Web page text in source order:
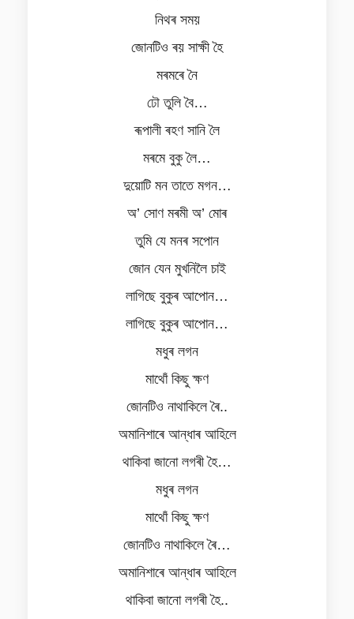
নিথৰ সময়
জোনটিও ৰয় সাক্ষী হৈ
মৰমৰে নৈ
ঢৌ তুলি বৈ…
ৰূপালী ৰহণ সানি লৈ
মৰমে বুকু লৈ…
দুয়োটি মন তাতে মগন…
অ’ সোণ মৰমী অ’ মোৰ
তুমি যে মনৰ সপোন
জোন যেন মুখনিলৈ চাই
লাগিছে বুকুৰ আপোন…
লাগিছে বুকুৰ আপোন…
মধুৰ লগন
মাথোঁ কিছু ক্ষণ
জোনটিও নাথাকিলে ৰৈ..
অমানিশাৰে আন্ধাৰ আহিলে
থাকিবা জানো লগৰী হৈ…
মধুৰ লগন
মাথোঁ কিছু ক্ষণ
জোনটিও নাথাকিলে ৰৈ…
অমানিশাৰে আন্ধাৰ আহিলে
থাকিবা জানো লগৰী হৈ..